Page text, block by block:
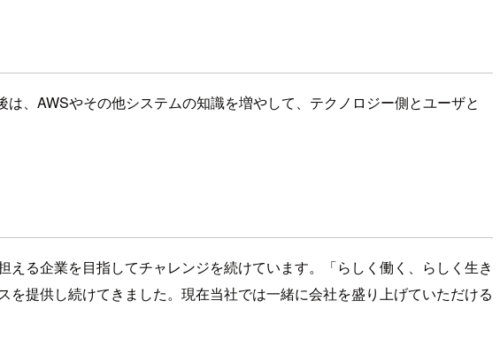
、AWSやその他システムの知識を増やして、テクノロジー側とユーザと
る企業を目指してチャレンジを続けています。「らしく働く、らしく生き
提供し続けてきました。現在当社では一緒に会社を盛り上げていただける